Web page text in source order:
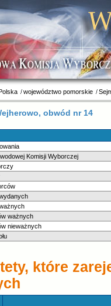
obwód nr 14
Komisji Wyborczej
ważnych
nieważnych
które
województwo pomorskie